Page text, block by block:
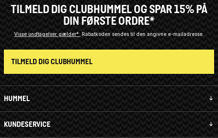
HUMMEL
KUNDESERVICE
TILMELD DIG CLUBHUMMEL OG SPAR 15% PÅ
DIN FØRSTE ORDRE*
Visse undtagelser gælder* Rabatkoden sendes til den angivne e-mailadresse.
TILMELD DIG CLUBHUMMEL